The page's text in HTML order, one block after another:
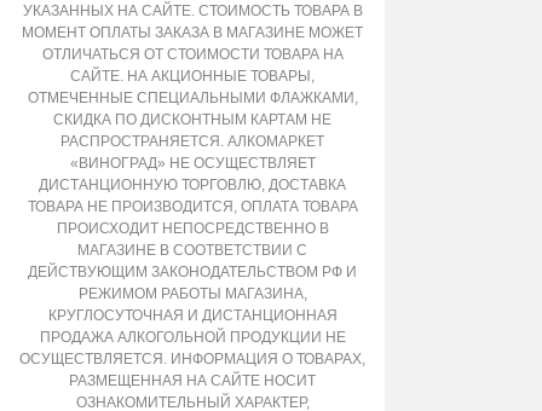
УКАЗАННЫХ НА САЙТЕ. СТОИМОСТЬ ТОВАРА В
МОМЕНТ ОПЛАТЫ ЗАКАЗА В МАГАЗИНЕ МОЖЕТ
ОТЛИЧАТЬСЯ ОТ СТОИМОСТИ ТОВАРА НА
САЙТЕ. НА АКЦИОННЫЕ ТОВАРЫ,
ОТМЕЧЕННЫЕ СПЕЦИАЛЬНЫМИ ФЛАЖКАМИ,
СКИДКА ПО ДИСКОНТНЫМ КАРТАМ НЕ
РАСПРОСТРАНЯЕТСЯ. АЛКОМАРКЕТ
«ВИНОГРАД» НЕ ОСУЩЕСТВЛЯЕТ
ДИСТАНЦИОННУЮ ТОРГОВЛЮ, ДОСТАВКА
ТОВАРА НЕ ПРОИЗВОДИТСЯ, ОПЛАТА ТОВАРА
ПРОИСХОДИТ НЕПОСРЕДСТВЕННО В
МАГАЗИНЕ В СООТВЕТСТВИИ С
ДЕЙСТВУЮЩИМ ЗАКОНОДАТЕЛЬСТВОМ РФ И
РЕЖИМОМ РАБОТЫ МАГАЗИНА,
КРУГЛОСУТОЧНАЯ И ДИСТАНЦИОННАЯ
ПРОДАЖА АЛКОГОЛЬНОЙ ПРОДУКЦИИ НЕ
ОСУЩЕСТВЛЯЕТСЯ. ИНФОРМАЦИЯ О ТОВАРАХ,
РАЗМЕЩЕННАЯ НА САЙТЕ НОСИТ
ОЗНАКОМИТЕЛЬНЫЙ ХАРАКТЕР,